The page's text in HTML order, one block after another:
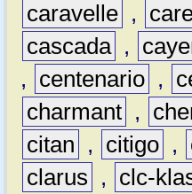
caravelle ,
cascada ,
,
centenario ,
charmant ,
citan
, citigo ,
clarus
, clc-